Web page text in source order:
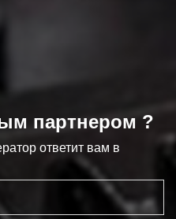
партнером ?
ответит вам в